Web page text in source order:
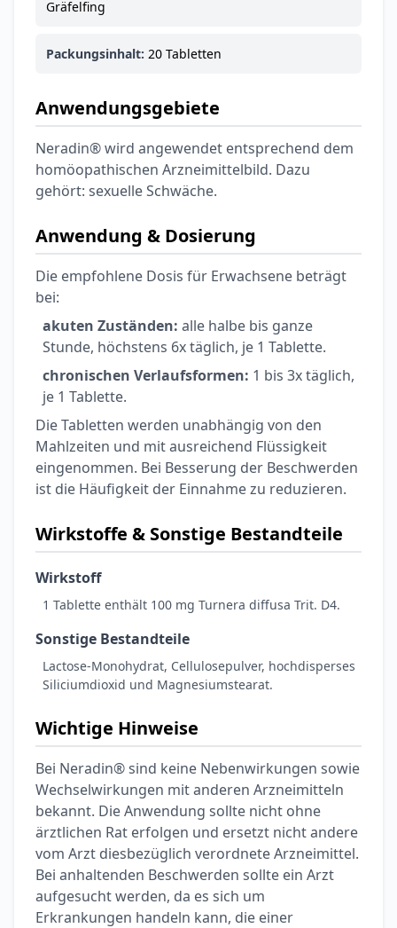
Gräfelfing
Packungsinhalt: 20 Tabletten
Anwendungsgebiete
Neradin® wird angewendet entsprechend dem
homöopathischen Arzneimittelbild. Dazu
gehört: sexuelle Schwäche.
Anwendung & Dosierung
Die empfohlene Dosis für Erwachsene beträgt
bei:
akuten Zuständen: alle halbe bis ganze
Stunde, höchstens 6x täglich, je 1 Tablette.
chronischen Verlaufsformen: 1 bis 3x täglich,
je 1 Tablette.
Die Tabletten werden unabhängig von den
Mahlzeiten und mit ausreichend Flüssigkeit
eingenommen. Bei Besserung der Beschwerden
ist die Häufigkeit der Einnahme zu reduzieren.
Wirkstoffe & Sonstige Bestandteile
Wirkstoff
1 Tablette enthält 100 mg Turnera diffusa Trit. D4.
Sonstige Bestandteile
Lactose-Monohydrat, Cellulosepulver, hochdisperses
Siliciumdioxid und Magnesiumstearat.
Wichtige Hinweise
Bei Neradin® sind keine Nebenwirkungen sowie
Wechselwirkungen mit anderen Arzneimitteln
bekannt. Die Anwendung sollte nicht ohne
ärztlichen Rat erfolgen und ersetzt nicht andere
vom Arzt diesbezüglich verordnete Arzneimittel.
Bei anhaltenden Beschwerden sollte ein Arzt
aufgesucht werden, da es sich um
Erkrankungen handeln kann, die einer